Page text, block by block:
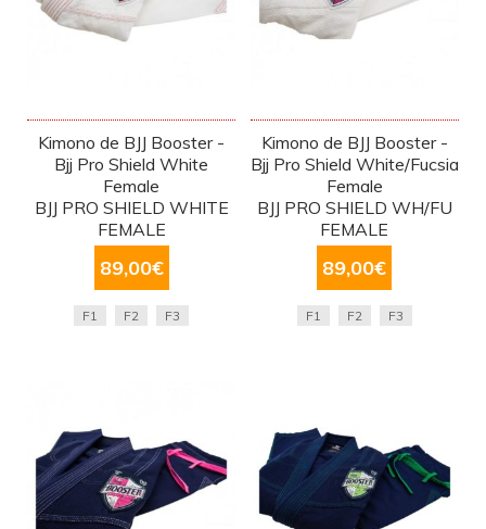
Kimono de BJJ Booster -
Bjj Pro Shield White
Female
BJJ PRO SHIELD WHITE
FEMALE
89,00€
F1 F2 F3
Kimono de BJJ Booster -
Bjj Pro Shield White/Fucsia
Female
BJJ PRO SHIELD WH/FU
FEMALE
89,00€
F1 F2 F3